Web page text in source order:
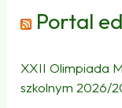
Portal
XXII Olimpiada
szkolnym 2026/